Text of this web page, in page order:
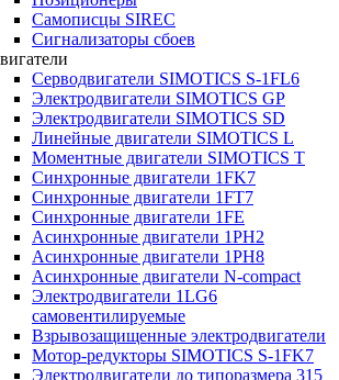
Самописцы SIREC
Сигнализаторы сбоев
Серводвигатели SIMOTICS S-1FL6
Электродвигатели SIMOTICS GP
Электродвигатели SIMOTICS SD
Линейные двигатели SIMOTICS L
Моментные двигатели SIMOTICS T
Синхронные двигатели 1FK7
Синхронные двигатели 1FT7
Синхронные двигатели 1FE
Асинхронные двигатели 1PH2
Асинхронные двигатели 1PH8
Асинхронные двигатели N-compact
Электродвигатели 1LG6
cамовентилируемые
Взрывозащищенные электродвигатели
Мотор-редукторы SIMOTICS S-1FK7
Электродвигатели до типоразмера 315